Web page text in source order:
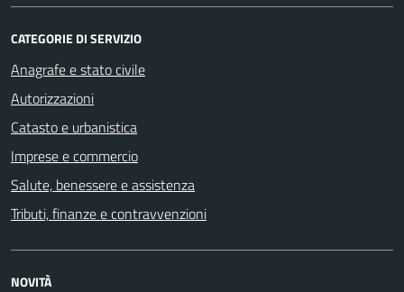
CATEGORIE DI SERVIZIO
Anagrafe e stato civile
Autorizzazioni
Catasto e urbanistica
Imprese e commercio
Salute, benessere e assistenza
Tributi, finanze e contravvenzioni
NOVITÀ